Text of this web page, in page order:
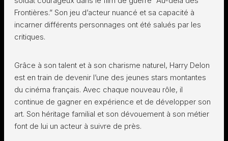
Frontières.” Son jeu d’acteur nuancé et sa capacité à
incarner différents personnages ont été salués par les
critiques.
Grâce à son talent et à son charisme naturel, Harry Delon
est en train de devenir l’une des jeunes stars montantes
du cinéma français. Avec chaque nouveau rôle, il
continue de gagner en expérience et de développer son
art. Son héritage familial et son dévouement à son métier
font de lui un acteur à suivre de près.